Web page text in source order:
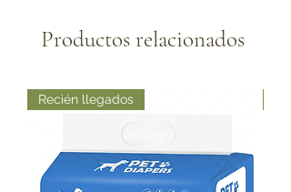
Productos relacionados
Recién llegados